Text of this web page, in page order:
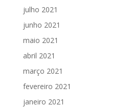
julho 2021
junho 2021
maio 2021
abril 2021
março 2021
fevereiro 2021
janeiro 2021